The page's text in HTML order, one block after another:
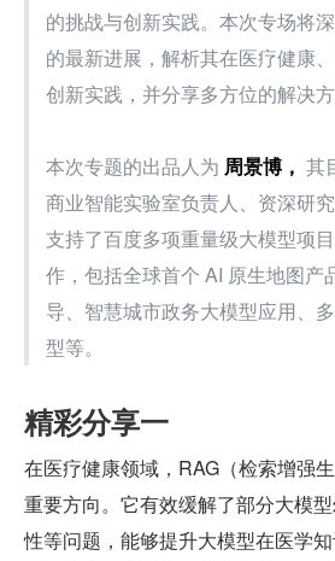
的挑战与创新实践。本次专场将
的最新进展，解析其在医疗健康
创新实践，并分享多方位的解决方
本次专题的出品人为 周景博， 其
商业智能实验室负责人、资深研
支持了百度多项重量级大模型项
作，包括全球首个 AI 原生地图
导、智慧城市政务大模型应用、
型等。
精彩分享一
在医疗健康领域，RAG（检索增强
重要方向。它有效缓解了部分大模
性等问题，能够提升大模型在医学